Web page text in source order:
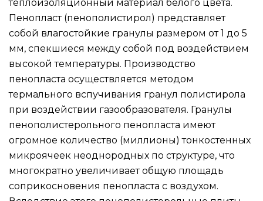
теплоизоляционный материал белого цвета.
Пенопласт (пенополистирол) представляет
собой влагостойкие гранулы размером от 1 до 5
мм, спекшиеся между собой под воздействием
высокой температуры. Производство
пенопласта осуществляется методом
термального вспучивания гранул полистирола
при воздействии газообразователя. Гранулы
пенополистерольного пенопласта имеют
огромное количество (миллионы) тонкостенных
микроячеек неоднородных по структуре, что
многократно увеличивает общую площадь
соприкосновения пенопласта с воздухом.